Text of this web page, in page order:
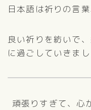
日本語は祈りの言葉
良い祈りを紡いで
に過ごしていきまし
頑張りすぎて、心